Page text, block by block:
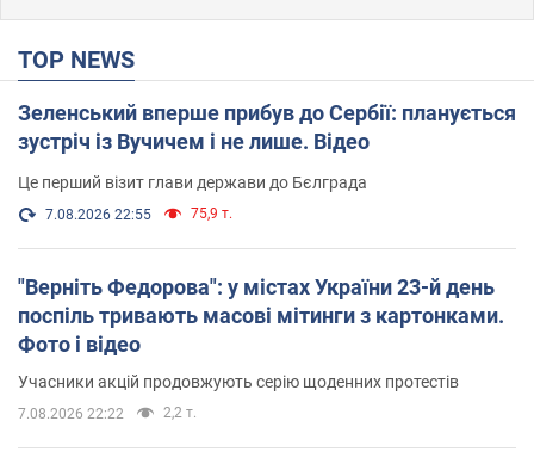
TOP NEWS
Зеленський вперше прибув до Сербії: планується
зустріч із Вучичем і не лише. Відео
Це перший візит глави держави до Бєлграда
7.08.2026 22:55 75,9 т.
"Верніть Федорова": у містах України 23-й день
поспіль тривають масові мітинги з картонками.
Фото і відео
Учасники акцій продовжують серію щоденних протестів
7.08.2026 22:22 2,2 т.